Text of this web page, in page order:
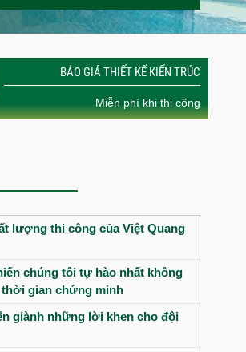
BÁO GIÁ THIẾT KẾ KIẾN TRÚC
Miễn phí khi thi công
lượng thi công của Việt Quang
chúng tôi tự hào nhất không
gian chứng minh
giành những lời khen cho đội